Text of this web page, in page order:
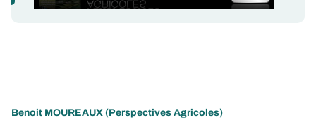
Benoit MOUREAUX (Perspectives Agricoles)